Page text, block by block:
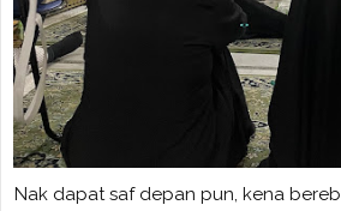
Nak dapat saf depan pun, kena